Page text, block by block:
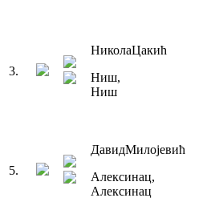
3.
НиколаЦакић
Ниш,
Ниш
5.
ДавидМилојевић
Алексинац,
Алексинац